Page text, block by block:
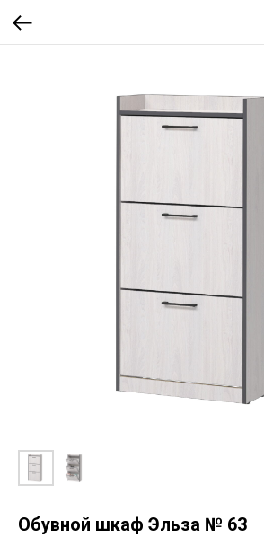
Обувной шкаф Эльза № 63